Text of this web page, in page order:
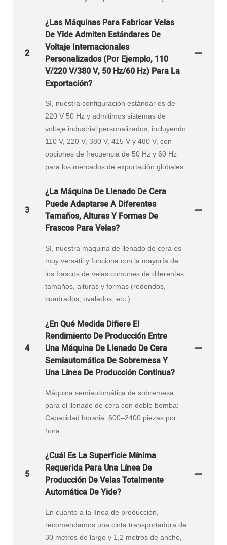
2
¿Las Máquinas Para Fabricar Velas
De Yide Admiten Estándares De
Voltaje Internacionales
Personalizados (por Ejemplo, 110
V/220 V/380 V, 50 Hz/60 Hz) Para La
Exportación?
Sí, nuestra configuración estándar es de
220 V 50 Hz y admitimos sistemas de
voltaje industrial personalizados, incluyendo
110 V, 220 V, 380 V, 415 V y 480 V, con
opciones de frecuencia de 50 Hz y 60 Hz
para los mercados de exportación globales.
3
¿La Máquina De Llenado De Cera
Puede Adaptarse A Diferentes
Tamaños, Alturas Y Formas De
Frascos Para Velas?
Sí, nuestra máquina de llenado de cera es
muy versátil y funciona con la mayoría de
los frascos de velas comunes de diferentes
tamaños, alturas y formas (redondos,
cuadrados, ovalados, etc.).
4
¿En Qué Medida Difiere El
Rendimiento De Producción Entre
Una Máquina De Llenado De Cera
Semiautomática De Sobremesa Y
Una Línea De Producción Continua?
Máquina semiautomática de sobremesa
para el llenado de cera con doble bomba:
Capacidad horaria: 600–2400 piezas por
hora
5
¿Cuál Es La Superficie Mínima
Requerida Para Una Línea De
Producción De Velas Totalmente
Automática De Yide?
En cuanto a la línea de producción,
recomendamos una cinta transportadora de
30 metros de largo y 1,2 metros de ancho,